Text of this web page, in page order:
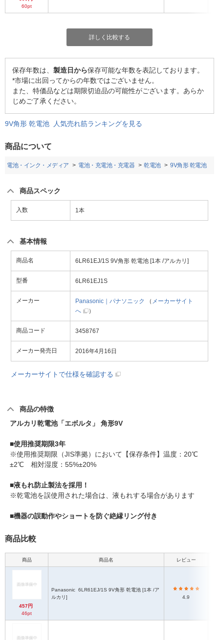
60pt
詳しく比較する
保存年数は、 製造日から保存可能な年数を表記しております。
*市場に出回ってからの年数ではございません。
また、特価品などは期限切迫品の可能性がございます。あらか
じめご了承ください。
9V角形 乾電池 人気売れ筋ランキングを見る
商品について
電池・インク・メディア 電池・充電池・充電器 乾電池 9V角形 乾電池
商品スペック
入数 1本
基本情報
商品名 6LR61EJ/1S 9V角形 乾電池 [1本 /アルカリ]
型番 6LR61EJ1S
メーカー Panasonic｜パナソニック （ メーカーサイト
へ
）
商品コード 3458767
メーカー発売日 2016年4月16日
メーカーサイトで仕様を確認する
商品の特徴
アルカリ乾電池「エボルタ」 角形9V
■使用推奨期限3年
※使用推奨期限（JIS準拠）において【保存条件】温度：20℃
±2℃ 相対湿度：55%±20%
■液もれ防止製法を採用！
※乾電池を誤使用された場合は、液もれする場合があります
■機器の誤動作やショートを防ぐ絶縁リング付き
商品比較
商品 商品名 レビュー
457円
46pt
Panasonic
ルカリ]
4.9